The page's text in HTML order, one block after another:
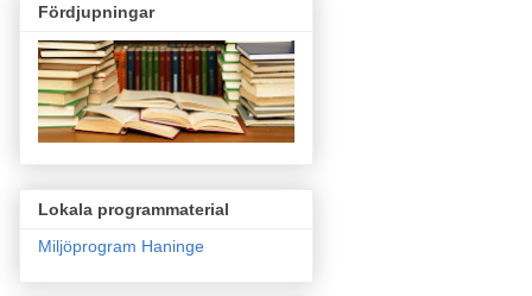
Fördjupningar
Lokala programmaterial
Miljöprogram Haninge